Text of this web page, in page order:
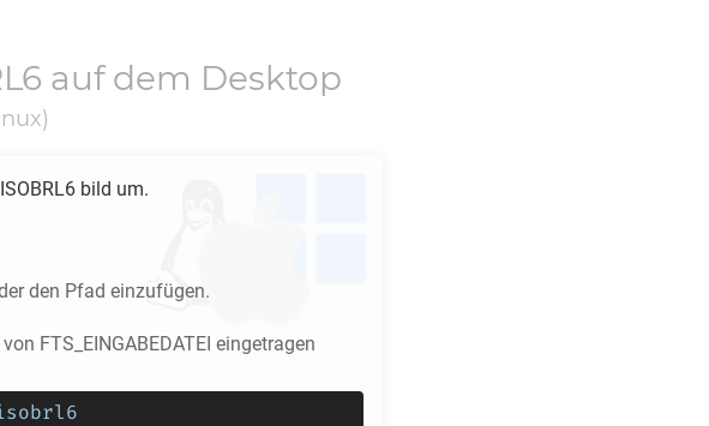
auf dem Desktop
ISOBRL6 bild um.
den Pfad einzufügen.
FTS_EINGABEDATEI eingetragen